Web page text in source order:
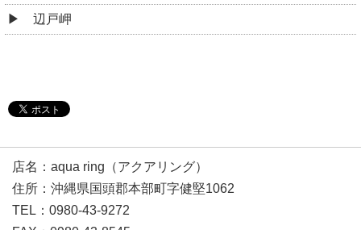
辺戸岬
店名：aqua ring（アクアリング）
住所：沖縄県国頭郡本部町字健堅1062
TEL：0980-43-9272